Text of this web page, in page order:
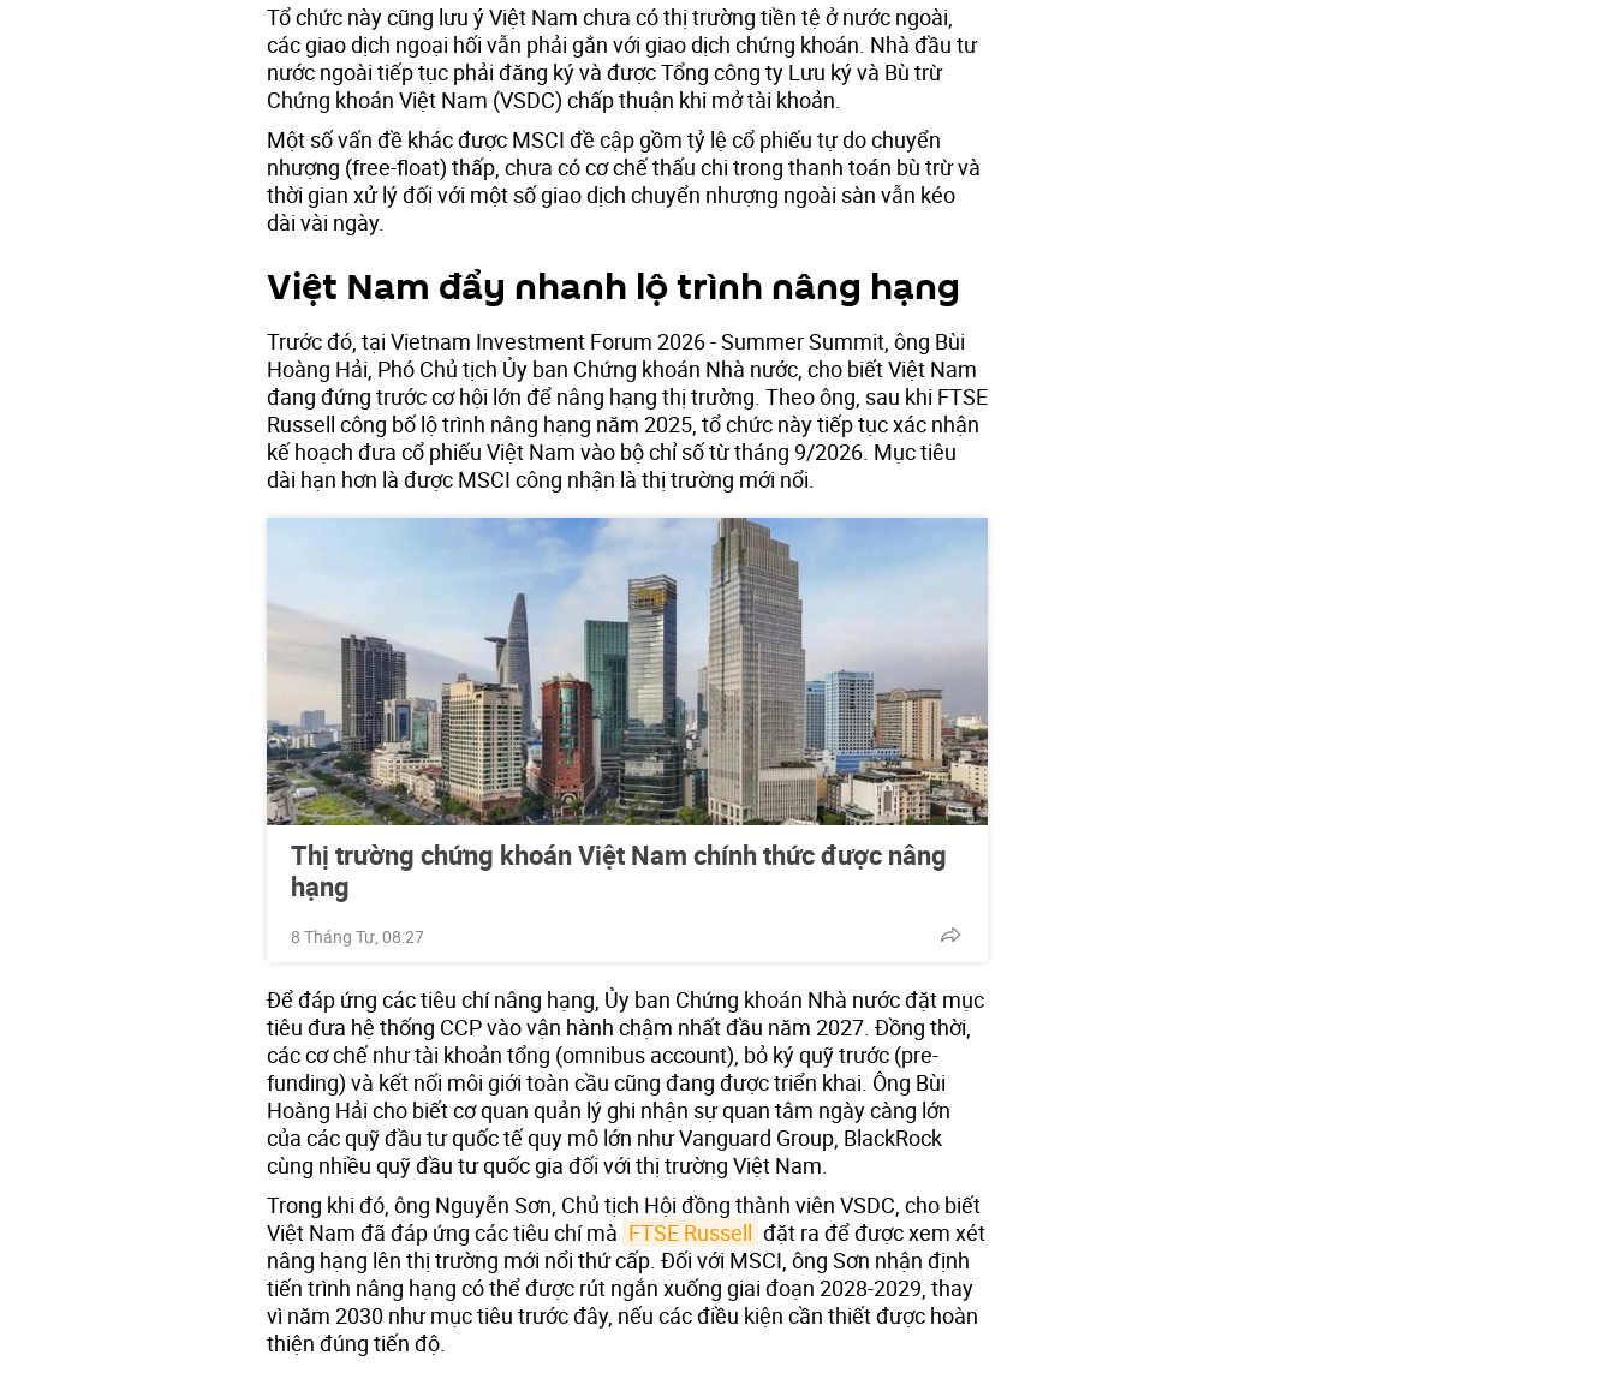
Tổ chức này cũng lưu ý Việt Nam chưa có thị trường tiền tệ ở nước ngoài,
các giao dịch ngoại hối vẫn phải gắn với giao dịch chứng khoán. Nhà đầu tư
nước ngoài tiếp tục phải đăng ký và được Tổng công ty Lưu ký và Bù trừ
Chứng khoán Việt Nam (VSDC) chấp thuận khi mở tài khoản.
Một số vấn đề khác được MSCI đề cập gồm tỷ lệ cổ phiếu tự do chuyển
nhượng (free-float) thấp, chưa có cơ chế thấu chi trong thanh toán bù trừ và
thời gian xử lý đối với một số giao dịch chuyển nhượng ngoài sàn vẫn kéo
dài vài ngày.
Việt Nam đẩy nhanh lộ trình nâng hạng
Trước đó, tại Vietnam Investment Forum 2026 - Summer Summit, ông Bùi
Hoàng Hải, Phó Chủ tịch Ủy ban Chứng khoán Nhà nước, cho biết Việt Nam
đang đứng trước cơ hội lớn để nâng hạng thị trường. Theo ông, sau khi FTSE
Russell công bố lộ trình nâng hạng năm 2025, tổ chức này tiếp tục xác nhận
kế hoạch đưa cổ phiếu Việt Nam vào bộ chỉ số từ tháng 9/2026. Mục tiêu
dài hạn hơn là được MSCI công nhận là thị trường mới nổi.
Thị trường chứng khoán Việt Nam chính thức được nâng
hạng
8 Tháng Tư, 08:27
Để đáp ứng các tiêu chí nâng hạng, Ủy ban Chứng khoán Nhà nước đặt mục
tiêu đưa hệ thống CCP vào vận hành chậm nhất đầu năm 2027. Đồng thời,
các cơ chế như tài khoản tổng (omnibus account), bỏ ký quỹ trước (pre-
funding) và kết nối môi giới toàn cầu cũng đang được triển khai. Ông Bùi
Hoàng Hải cho biết cơ quan quản lý ghi nhận sự quan tâm ngày càng lớn
của các quỹ đầu tư quốc tế quy mô lớn như Vanguard Group, BlackRock
cùng nhiều quỹ đầu tư quốc gia đối với thị trường Việt Nam.
Trong khi đó, ông Nguyễn Sơn, Chủ tịch Hội đồng thành viên VSDC, cho biết
Việt Nam đã đáp ứng các tiêu chí mà FTSE Russell đặt ra để được xem xét
nâng hạng lên thị trường mới nổi thứ cấp. Đối với MSCI, ông Sơn nhận định
tiến trình nâng hạng có thể được rút ngắn xuống giai đoạn 2028-2029, thay
vì năm 2030 như mục tiêu trước đây, nếu các điều kiện cần thiết được hoàn
thiện đúng tiến độ.